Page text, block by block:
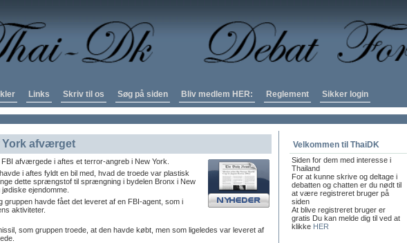
Links Skriv til os Søg på siden Bliv medlem HER: Reglement Sikker login
York afværget
afværgede i aftes et terror-angreb i New York.
i aftes fyldt en bil med, hvad de troede var plastisk
dette sprængstof til sprængning i bydelen Bronx i New
ejendomme.
havde fået det leveret af en FBI-agent, som i
aktiviteter.
som gruppen troede, at den havde købt, men som ligeledes var leveret af
Velkommen til ThaiDK
Siden for dem med interesse i
Thailand
For at kunne skrive og deltage i
debatten og chatten er du nødt til
at være registreret bruger på
siden
At blive registreret bruger er
gratis Du kan melde dig til ved at
klikke HER